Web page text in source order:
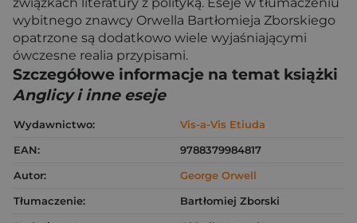
wybitnego znawcy Orwella Bartłomieja Zborskiego
opatrzone są dodatkowo wiele wyjaśniającymi
ówczesne realia przypisami.
Szczegółowe informacje na temat książki
Anglicy i inne eseje
Wydawnictwo:
Vis-a-Vis Etiuda
EAN:
9788379984817
Autor:
George Orwell
Tłumaczenie:
Bartłomiej Zborski